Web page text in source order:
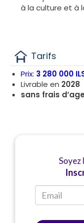
à la culture et à
Tarifs
Prix: 3 280 000
Livrable en 2028
sans frais
Soyez